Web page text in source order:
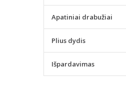
Apatiniai drabužiai
Plius dydis
Išpardavimas